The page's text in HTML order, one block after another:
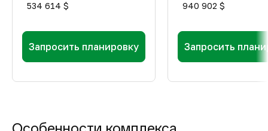
534 614 $
Запросить планировку
940 902 $
Запросить